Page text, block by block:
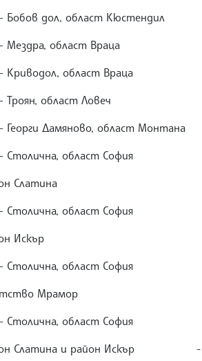
– Бобов дол, област
– Мездра, област Враца -
– Криводол, област Враца -
– Троян, област Ловеч -
Георги Дамяново, област Монтана
Столична, област София
Слатина -
Столична, област София
Искър -
Столична, област София
Мрамор -
Столична, област София
Слатина и район Искър - 10